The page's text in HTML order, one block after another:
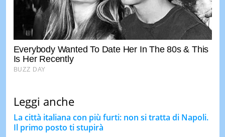
Leggi anche
La città italiana con più furti: non si tratta di Napoli.
Il primo posto ti stupirà